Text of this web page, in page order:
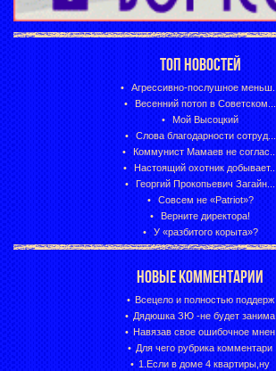
ТОП НОВОСТЕЙ
Агрессивно-послушное меньш...
Весенний потоп в Советском...
Мой Высоцкий
Слова благодарности сотруд...
Коммунист Мамаев не соглас...
Настоящий охотник добывает...
Георгий Прокопьевич Загайн...
Совсем не «Patriot»?
Верните директора!
У «разбитого корыта»?
НОВЫЕ КОММЕНТАРИИ
Всецело и полностью поддерж
Дядюшка ЗЮ -не будет занима
Навязав свое ошибочное мнен
Для чего рубрика комментари
1.Если в доме 4 квартиры,ну